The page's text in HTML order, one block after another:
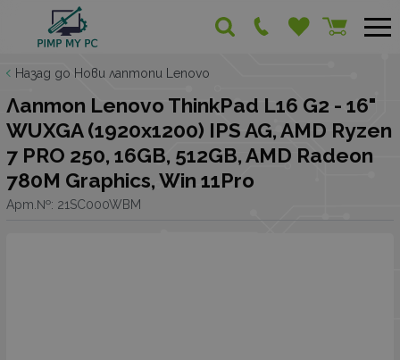
Назад до Нови лаптопи Lenovo
Лаптоп Lenovo ThinkPad L16 G2 - 16"
WUXGA (1920x1200) IPS AG, AMD Ryzen
7 PRO 250, 16GB, 512GB, AMD Radeon
780M Graphics, Win 11Pro
Арт.№: 21SC000WBM